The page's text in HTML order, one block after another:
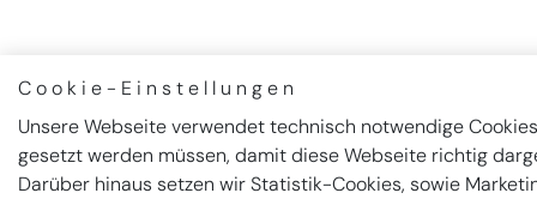
Cookie-Einstellungen
Unsere Webseite verwendet technisch notwendige
gesetzt werden müssen, damit diese Webseite richtig
Darüber hinaus setzen wir Statistik-Cookies, sowie